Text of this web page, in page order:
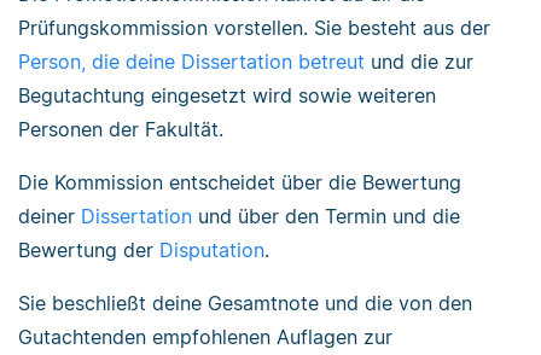
Prüfungskommission vorstellen. Sie besteht aus der
Person, die deine Dissertation betreut und die zur
Begutachtung eingesetzt wird sowie weiteren
Personen der Fakultät.
Die Kommission entscheidet über die Bewertung
deiner Dissertation und über den Termin und die
Bewertung der Disputation.
Sie beschließt deine Gesamtnote und die von den
Gutachtenden empfohlenen Auflagen zur